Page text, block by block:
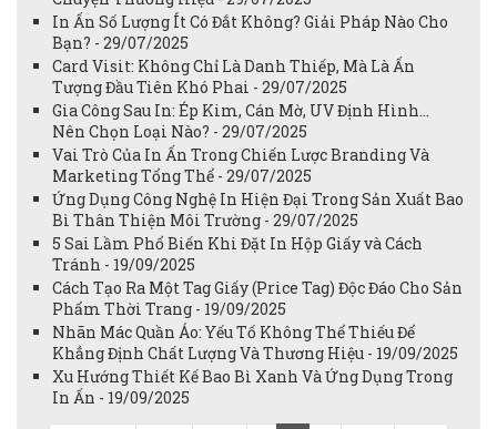
In Ấn Số Lượng Ít Có Đắt Không? Giải Pháp Nào Cho
Bạn? - 29/07/2025
Card Visit: Không Chỉ Là Danh Thiếp, Mà Là Ấn
Tượng Đầu Tiên Khó Phai - 29/07/2025
Gia Công Sau In: Ép Kim, Cán Mờ, UV Định Hình...
Nên Chọn Loại Nào? - 29/07/2025
Vai Trò Của In Ấn Trong Chiến Lược Branding Và
Marketing Tổng Thể - 29/07/2025
Ứng Dụng Công Nghệ In Hiện Đại Trong Sản Xuất Bao
Bì Thân Thiện Môi Trường - 29/07/2025
5 Sai Lầm Phổ Biến Khi Đặt In Hộp Giấy và Cách
Tránh - 19/09/2025
Cách Tạo Ra Một Tag Giấy (Price Tag) Độc Đáo Cho Sản
Phẩm Thời Trang - 19/09/2025
Nhãn Mác Quần Áo: Yếu Tố Không Thể Thiếu Để
Khẳng Định Chất Lượng Và Thương Hiệu - 19/09/2025
Xu Hướng Thiết Kế Bao Bì Xanh Và Ứng Dụng Trong
In Ấn - 19/09/2025